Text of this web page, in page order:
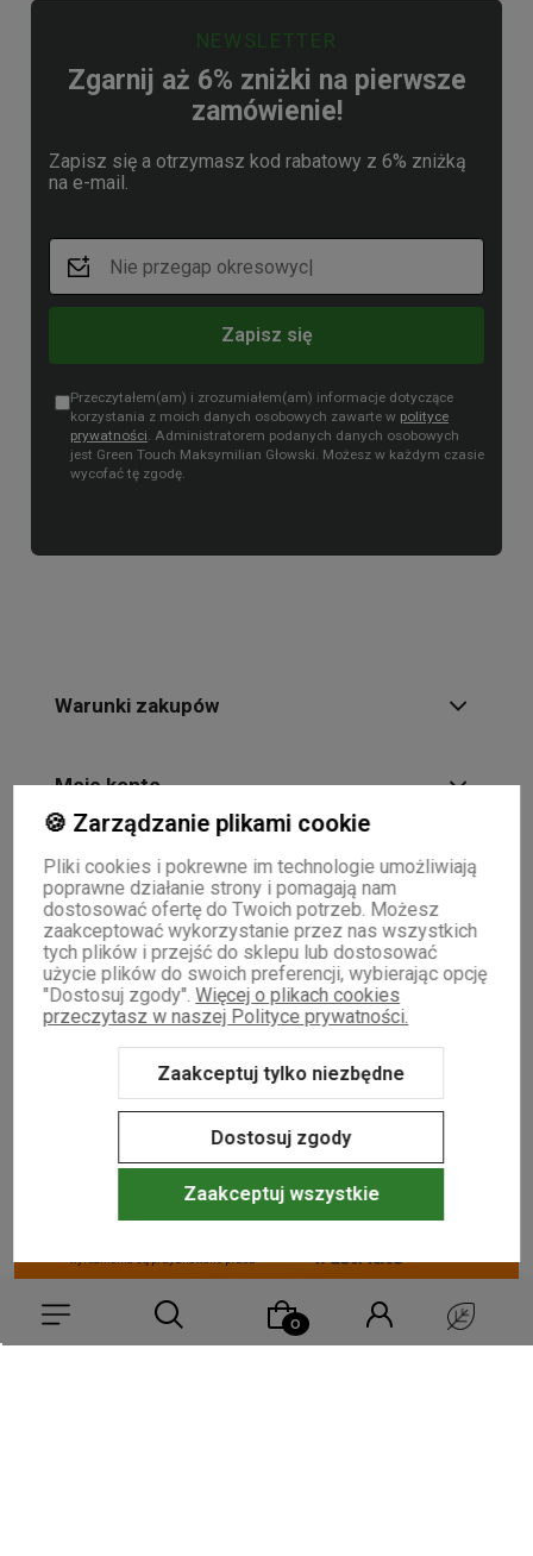
NEWSLETTER
Zgarnij aż 6% zniżki na pierwsze
zamówienie!
Zapisz się a otrzymasz kod rabatowy z 6% zniżką
na e-mail.
Zapisz się
Przeczytałem(am) i zrozumiałem(am) informacje dotyczące
korzystania z moich danych osobowych zawarte w polityce
prywatności. Administratorem podanych danych osobowych
jest Green Touch Maksymilian Głowski. Możesz w każdym czasie
wycofać tę zgodę.
Warunki zakupów
Moje konto
Informacje o sklepie
NASZE ODZNAKI
Sklep internetowy Shoper Premium Szablon Shoper Modern 3.0™
🍪 Zarządzanie plikami cookie
Pliki cookies i pokrewne im technologie umożliwiają
poprawne działanie strony i pomagają nam
dostosować ofertę do Twoich potrzeb. Możesz
zaakceptować wykorzystanie przez nas wszystkich
tych plików i przejść do sklepu lub dostosować
użycie plików do swoich preferencji, wybierając opcję
"Dostosuj zgody". Więcej o plikach cookies
przeczytasz w naszej Polityce prywatności.
Zaakceptuj tylko niezbędne
Dostosuj zgody
Zaakceptuj wszystkie